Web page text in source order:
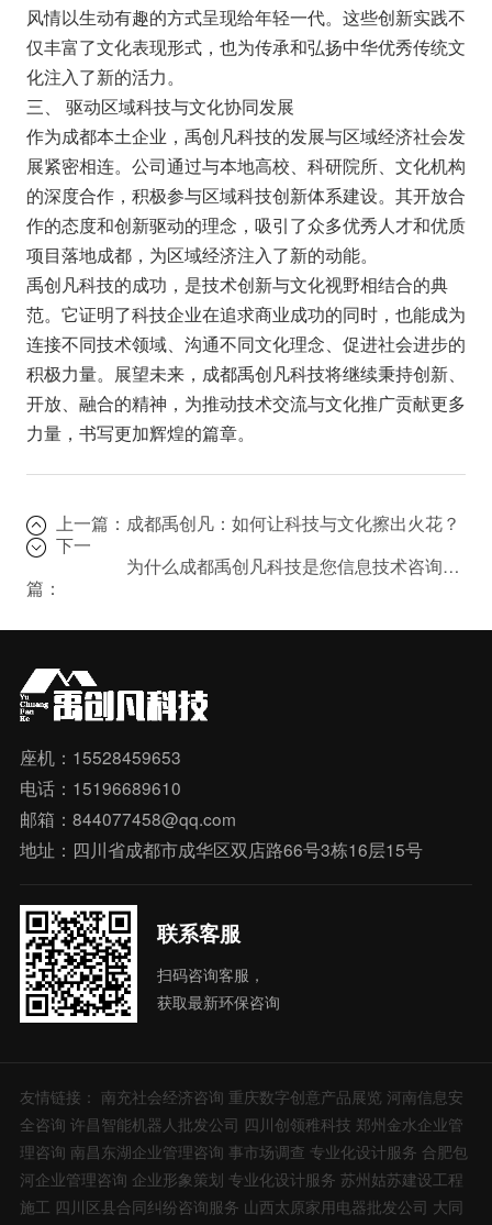
风情以生动有趣的方式呈现给年轻一代。这些创新实践不
仅丰富了文化表现形式，也为传承和弘扬中华优秀传统文
化注入了新的活力。
三、 驱动区域科技与文化协同发展
作为成都本土企业，禹创凡科技的发展与区域经济社会发
展紧密相连。公司通过与本地高校、科研院所、文化机构
的深度合作，积极参与区域科技创新体系建设。其开放合
作的态度和创新驱动的理念，吸引了众多优秀人才和优质
项目落地成都，为区域经济注入了新的动能。
禹创凡科技的成功，是技术创新与文化视野相结合的典
范。它证明了科技企业在追求商业成功的同时，也能成为
连接不同技术领域、沟通不同文化理念、促进社会进步的
积极力量。展望未来，成都禹创凡科技将继续秉持创新、
开放、融合的精神，为推动技术交流与文化推广贡献更多
力量，书写更加辉煌的篇章。
上一篇： 成都禹创凡：如何让科技与文化擦出火花？
下一
篇：
为什么成都禹创凡科技是您信息技术咨询的首选？
座机：15528459653
电话：15196689610
邮箱：844077458@qq.com
地址：四川省成都市成华区双店路66号3栋16层15号
联系客服
扫码咨询客服，
获取最新环保咨询
友情链接： 南充社会经济咨询 重庆数字创意产品展览 河南信息安
全咨询 许昌智能机器人批发公司 四川创领稚科技 郑州金水企业管
理咨询 南昌东湖企业管理咨询 事市场调查 专业化设计服务 合肥包
河企业管理咨询 企业形象策划 专业化设计服务 苏州姑苏建设工程
施工 四川区县合同纠纷咨询服务 山西太原家用电器批发公司 大同